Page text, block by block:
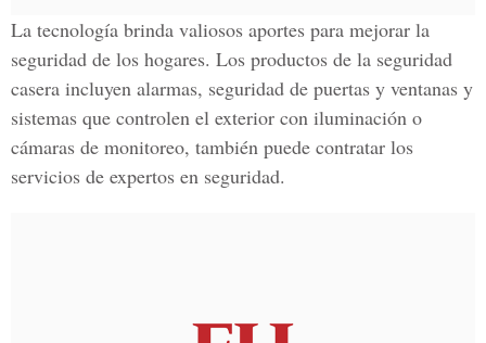
La tecnología brinda valiosos aportes para mejorar la
seguridad de los hogares. Los productos de la seguridad
casera incluyen alarmas, seguridad de puertas y ventanas y
sistemas que controlen el exterior con iluminación o
cámaras de monitoreo, también puede contratar los
servicios de expertos en seguridad.